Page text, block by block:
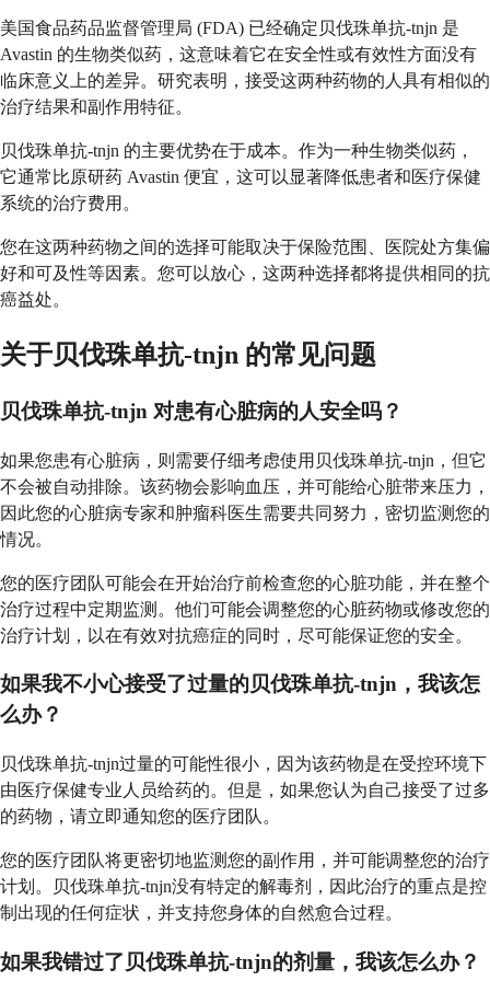
美国食品药品监督管理局 (FDA) 已经确定贝伐珠单抗-tnjn 是
Avastin 的生物类似药，这意味着它在安全性或有效性方面没有
临床意义上的差异。研究表明，接受这两种药物的人具有相似的
治疗结果和副作用特征。
贝伐珠单抗-tnjn 的主要优势在于成本。作为一种生物类似药，
它通常比原研药 Avastin 便宜，这可以显著降低患者和医疗保健
系统的治疗费用。
您在这两种药物之间的选择可能取决于保险范围、医院处方集偏
好和可及性等因素。您可以放心，这两种选择都将提供相同的抗
癌益处。
关于贝伐珠单抗-tnjn 的常见问题
贝伐珠单抗-tnjn 对患有心脏病的人安全吗？
如果您患有心脏病，则需要仔细考虑使用贝伐珠单抗-tnjn，但它
不会被自动排除。该药物会影响血压，并可能给心脏带来压力，
因此您的心脏病专家和肿瘤科医生需要共同努力，密切监测您的
情况。
您的医疗团队可能会在开始治疗前检查您的心脏功能，并在整个
治疗过程中定期监测。他们可能会调整您的心脏药物或修改您的
治疗计划，以在有效对抗癌症的同时，尽可能保证您的安全。
如果我不小心接受了过量的贝伐珠单抗-tnjn，我该怎
么办？
贝伐珠单抗-tnjn过量的可能性很小，因为该药物是在受控环境下
由医疗保健专业人员给药的。但是，如果您认为自己接受了过多
的药物，请立即通知您的医疗团队。
您的医疗团队将更密切地监测您的副作用，并可能调整您的治疗
计划。贝伐珠单抗-tnjn没有特定的解毒剂，因此治疗的重点是控
制出现的任何症状，并支持您身体的自然愈合过程。
如果我错过了贝伐珠单抗-tnjn的剂量，我该怎么办？